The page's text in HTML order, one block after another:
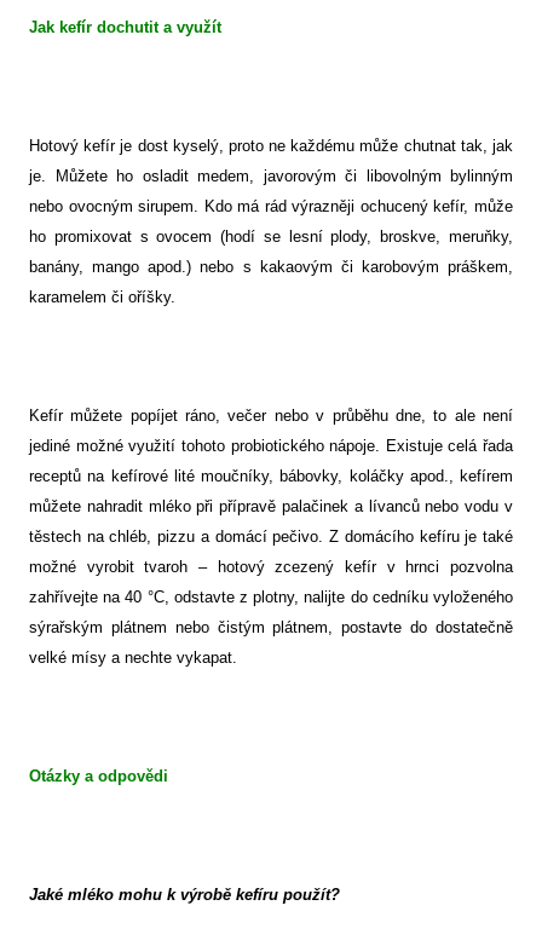
Jak kefír dochutit a využít
Hotový kefír je dost kyselý, proto ne každému může chutnat tak, jak
je. Můžete ho osladit medem, javorovým či libovolným bylinným
nebo ovocným sirupem. Kdo má rád výrazněji ochucený kefír, může
ho promixovat s ovocem (hodí se lesní plody, broskve, meruňky,
banány, mango apod.) nebo s kakaovým či karobovým práškem,
karamelem či oříšky.
Kefír můžete popíjet ráno, večer nebo v průběhu dne, to ale není
jediné možné využití tohoto probiotického nápoje. Existuje celá řada
receptů na kefírové lité moučníky, bábovky, koláčky apod., kefírem
můžete nahradit mléko při přípravě palačinek a lívanců nebo vodu v
těstech na chléb, pizzu a domácí pečivo. Z domácího kefíru je také
možné vyrobit tvaroh – hotový zcezený kefír v hrnci pozvolna
zahřívejte na 40 °C, odstavte z plotny, nalijte do cedníku vyloženého
sýrařským plátnem nebo čistým plátnem, postavte do dostatečně
velké mísy a nechte vykapat.
Otázky a odpovědi
Jaké mléko mohu k výrobě kefíru použít?